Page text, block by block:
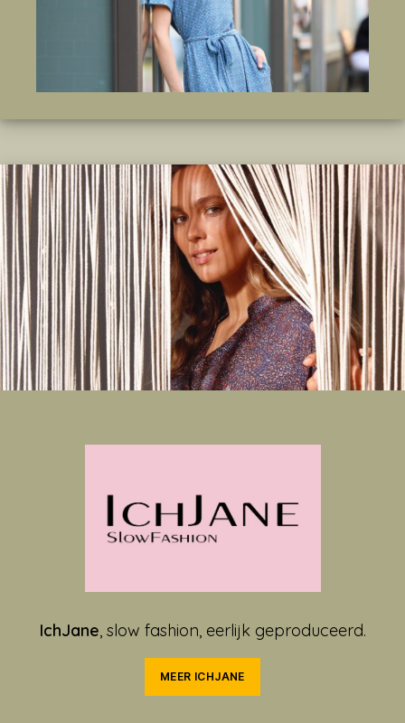
IchJane, slow fashion, eerlijk geproduceerd.
MEER ICHJANE